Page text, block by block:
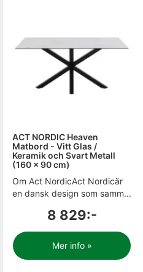
ACT NORDIC Heaven
Matbord - Vitt Glas /
Keramik och Svart Metall
(160 x 90 cm)
Om Act NordicAct Nordicär
en dansk design som samm...
8 829:-
Mer info »